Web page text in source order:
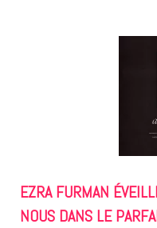
EZRA FURMAN
NOUS DANS LE